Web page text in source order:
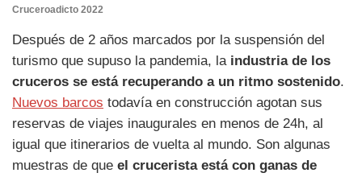
Cruceroadicto 2022
Después de 2 años marcados por la suspensión del
turismo que supuso la pandemia, la industria de los
cruceros se está recuperando a un ritmo sostenido.
Nuevos barcos todavía en construcción agotan sus
reservas de viajes inaugurales en menos de 24h, al
igual que itinerarios de vuelta al mundo. Son algunas
muestras de que el crucerista está con ganas de